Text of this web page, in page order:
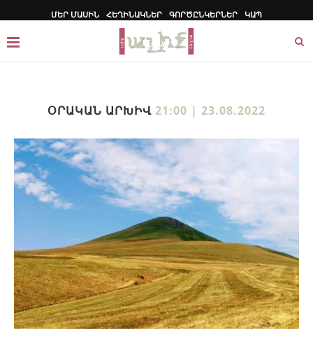
ՄԵՐ ՄԱՍԻՆ ՀԵՂԻՆԱԿՆԵՐ ԳՈՐԾԸՆԿԵՐՆԵՐ ԿԱՊ
ՕՐԱԿԱՆ ԱՐԽԻՎ 21:00 | 23.08.2022